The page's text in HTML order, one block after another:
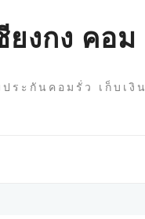
งกง คอม
ะกันคอมรั่ว เก็บเงิน